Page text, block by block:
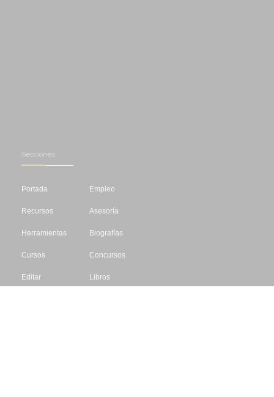
Secciones
Portada
Recursos
Herramientas
Cursos
Editar
Empleo
Asesoría
Biografías
Concursos
Libros